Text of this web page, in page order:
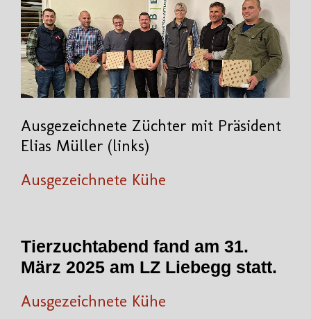
Ausgezeichnete Züchter mit Präsident
Elias Müller (links)
Ausgezeichnete Kühe
Tierzuchtabend fand am 31.
März 2025 am LZ Liebegg statt.
Ausgezeichnete Kühe